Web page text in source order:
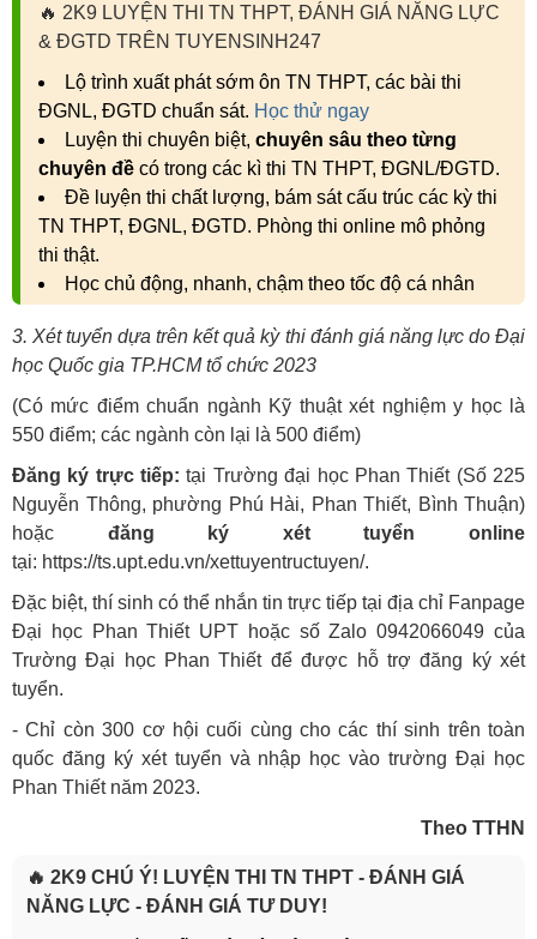
🔥 2K9 LUYỆN THI TN THPT, ĐÁNH GIÁ NĂNG LỰC
& ĐGTD TRÊN TUYENSINH247
Lộ trình xuất phát sớm ôn TN THPT, các bài thi
ĐGNL, ĐGTD chuẩn sát. Học thử ngay
Luyện thi chuyên biệt, chuyên sâu theo từng
chuyên đề có trong các kì thi TN THPT, ĐGNL/ĐGTD.
Đề luyện thi chất lượng, bám sát cấu trúc các kỳ thi
TN THPT, ĐGNL, ĐGTD. Phòng thi online mô phỏng
thi thật.
Học chủ động, nhanh, chậm theo tốc độ cá nhân
3. Xét tuyển dựa trên kết quả kỳ thi đánh giá năng lực do Đại
học Quốc gia TP.HCM tổ chức 2023
(Có mức điểm chuẩn ngành Kỹ thuật xét nghiệm y học là
550 điểm; các ngành còn lại là 500 điểm)
Đăng ký trực tiếp: tại Trường đại học Phan Thiết(Số 225
Nguyễn Thông, phường Phú Hài, Phan Thiết, Bình Thuận)
hoặc đăng ký xét tuyển online
tại: https://ts.upt.edu.vn/xettuyentructuyen/.
Đặc biệt, thí sinh có thể nhắn tin trực tiếp tại địa chỉ Fanpage
Đại học Phan Thiết UPT hoặc sốZalo 0942066049 của
Trường Đại học Phan Thiết để được hỗ trợ đăng ký xét
tuyển.
- Chỉ còn 300 cơ hội cuối cùng cho các thí sinh trên toàn
quốc đăng ký xét tuyển và nhập học vào trường Đại học
Phan Thiết năm 2023.
Theo TTHN
🔥 2K9 CHÚ Ý! LUYỆN THI TN THPT - ĐÁNH GIÁ
NĂNG LỰC - ĐÁNH GIÁ TƯ DUY!